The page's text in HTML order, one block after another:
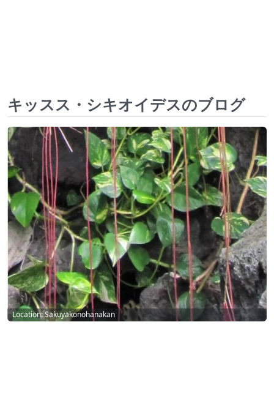
キッスス・シキオイデスのブログ
Location: Sakuyakonohanakan